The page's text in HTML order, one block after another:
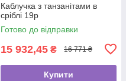
Каблучка з танзанітами в
сріблі 19р
Готово до відправки
15 932,45 ₴ 16 771 ₴
Купити